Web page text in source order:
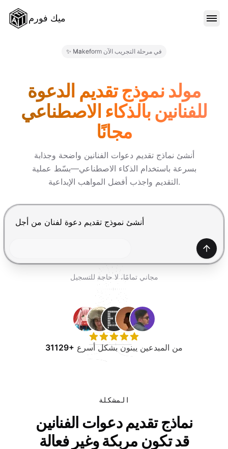
ميك فورم
المدونة
الأسعار
✨ Makeform في مرحلة التجريب الآن
مولد نموذج تقديم الدعوة
للفنانين بالذكاء الاصطناعي
مجانًا
أنشئ نماذج تقديم دعوات الفنانين واضحة وجذابة
بسرعة باستخدام الذكاء الاصطناعي—بسّط عملية
التقديم واجذب أفضل المواهب الإبداعية.
اضغط Enter للإرسال، Shift+Enter لإضافة سطر جديد
إنشاء
مجاني تمامًا، لا حاجة للتسجيل
31129+ من المبدعين يبنون بشكل أسرع
المشكلة
نماذج تقديم دعوات الفنانين
قد تكون مربكة وغير فعالة